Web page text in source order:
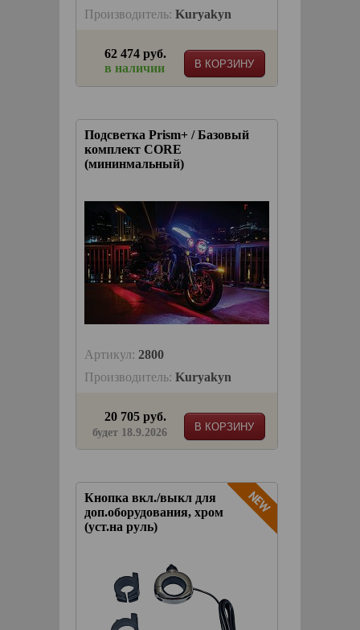
Производитель: Kuryakyn
В КОРЗИНУ
62 474 руб.
в наличии
Подсветка Prism+ / Базовый
комплект CORE
(мининмальный)
Артикул: 2800
Производитель: Kuryakyn
В КОРЗИНУ
20 705 руб.
будет 18.9.2026
Кнопка вкл./выкл для
доп.оборудования, хром
(уст.на руль)